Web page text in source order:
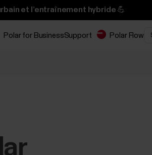
et l’entraînement hybride 💪
Polar for BusinessSupport Polar Flow